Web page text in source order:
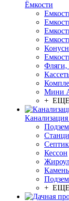
Ёмкости
Фляги,
Мини
+
Кессон
+ ЕЩЕ